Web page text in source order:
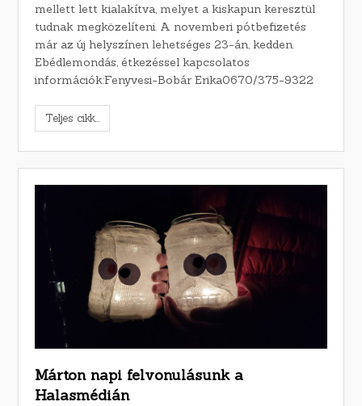
mellett lett kialakítva, melyet a kiskapun keresztül
tudnak megközelíteni. A novemberi pótbefizetés
már az új helyszínen lehetséges 23-án, kedden.
Ebédlemondás, étkezéssel kapcsolatos
információk:Fenyvesi-Bobár Erika0670/375-9322
Teljes cikk...
Márton napi felvonulásunk a
Halasmédián